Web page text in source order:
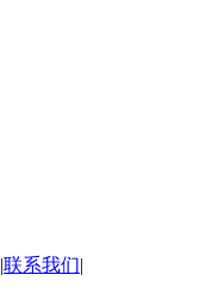
|联系我们|